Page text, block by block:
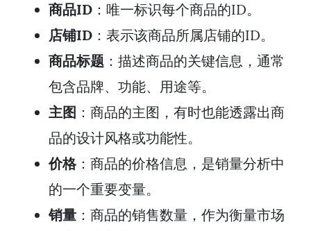
商品ID ：唯一标识每个商品的ID。
店铺ID ：表示该商品所属店铺的ID。
商品标题 ：描述商品的关键信息，通常
包含品牌、功能、用途等。
主图 ：商品的主图，有时也能透露出商
品的设计风格或功能性。
价格 ：商品的价格信息，是销量分析中
的一个重要变量。
销量 ：商品的销售数量，作为衡量市场